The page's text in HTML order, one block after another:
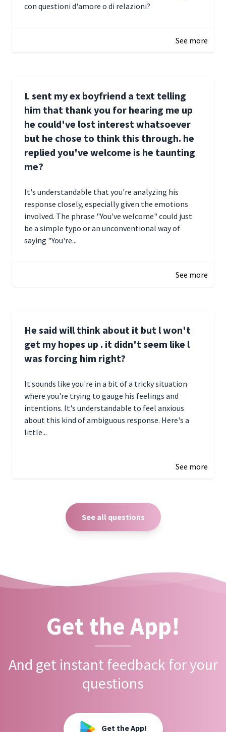
con questioni d'amore o di relazioni?
See more
L sent my ex boyfriend a text telling
him that thank you for hearing me up
he could've lost interest whatsoever
but he chose to think this through. he
replied you've welcome is he taunting
me?
It's understandable that you're analyzing his
response closely, especially given the emotions
involved. The phrase "You've welcome" could just
be a simple typo or an unconventional way of
saying "You're...
See more
He said will think about it but l won't
get my hopes up . it didn't seem like l
was forcing him right?
It sounds like you're in a bit of a tricky situation
where you're trying to gauge his feelings and
intentions. It's understandable to feel anxious
about this kind of ambiguous response. Here's a
little...
See more
See all questions
Get the App!
And get instant feedback for your
questions
Get the App!